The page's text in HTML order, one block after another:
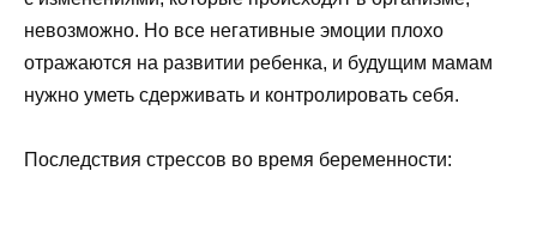
невозможно. Но все негативные эмоции плохо
отражаются на развитии ребенка, и будущим мамам
нужно уметь сдерживать и контролировать себя.
Последствия стрессов во время беременности: